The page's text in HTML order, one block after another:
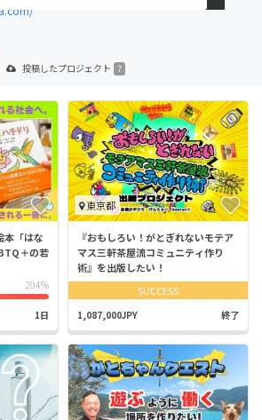
投稿したプロジェクト 7
本「はな
＋の若
204%
1日
東京都
『おもしろい！がとぎれないモテア
マス三軒茶屋流コミュニティ作り
術』を出版したい！
SUCCESS
1,087,000JPY 終了